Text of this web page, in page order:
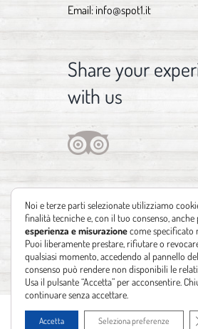
Email: info@spot1.it
Share your
with us
Copyright 2012 - 2021 | Design byIdentità Creative
Noi e terze parti selezionate utilizziamo
finalità tecniche e, con il tuo consenso,
esperienza e misurazionecome specificato
Puoi liberamente prestare, rifiutare o
qualsiasi momento, accedendo al pannello
consenso può rendere non disponibili le
Usa il pulsante “Accetta” per acconsentire.
continuare senza accettare.
Accetta Seleziona preferenze